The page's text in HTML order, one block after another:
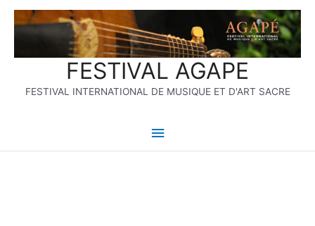
FESTIVAL AGAPE
FESTIVAL INTERNATIONAL DE MUSIQUE ET D'ART SACRE
Menu
principal